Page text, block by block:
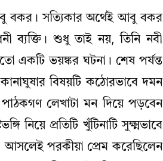
বকর। সত্যিকার অর্থেই আবু বকর
ব্যক্তি। শুধু তাই নয়, তিনি নবী
একটি ভয়ঙ্কর ঘটনা। শেষ পর্যন্ত
বিষয়টি কঠোরভাবে দমন
লেখাটা মন দিয়ে পড়বেন
নিয়ে প্রতিটি খুঁটিনাটি সুক্ষ্মভাবে
আসলেই পরকীয়া প্রেম করেছিলেন